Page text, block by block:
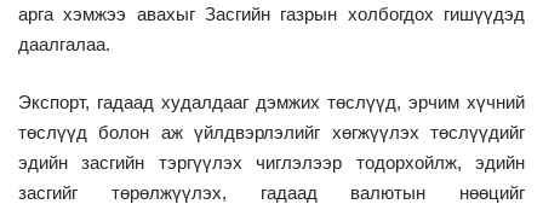
арга хэмжээ авахыг Засгийн газрын холбогдох гишүүдэд
даалгалаа.
Экспорт, гадаад худалдааг дэмжих төслүүд, эрчим хүчний
төслүүд болон аж үйлдвэрлэлийг хөгжүүлэх төслүүдийг
эдийн засгийн тэргүүлэх чиглэлээр тодорхойлж, эдийн
засгийг төрөлжүүлэх, гадаад валютын нөөцийг